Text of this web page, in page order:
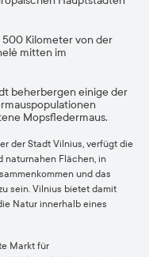
500 Kilometer von der
mitten im
beherbergen einige der
Mopsfledermaus.
der Stadt Vilnius, verfügt die
naturnahen Flächen, in
und das
sein. Vilnius bietet damit
Natur innerhalb eines
Markt für